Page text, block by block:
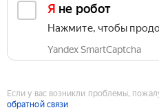
Я не робот
Нажмите, чтобы
Yandex SmartCaptcha
Если у вас возникли проблемы,
обратной связи